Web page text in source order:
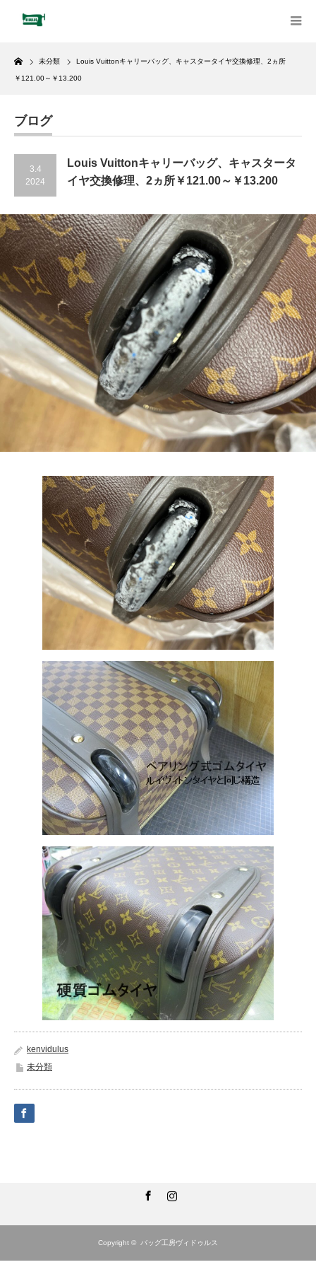
Home
未分類 Louis Vuittonキャリーバッグ、キャスタータイヤ交換修理、2ヵ所
￥121.00～￥13.200
ブログ
3.4
2024
Louis Vuittonキャリーバッグ、キャスタータ
イヤ交換修理、2ヵ所￥121.00～￥13.200
kenvidulus
未分類
Copyright © バッグ工房ヴィドゥルス